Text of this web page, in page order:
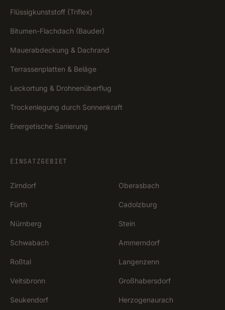
Flüssigkunststoff (Triflex)
Bitumen-Flachdach (Bauder)
Mauerabdeckung & Dachrand
Terrassenplatten & Beläge
Leckortung & Drohnenüberflug
Trockenlegung durch Sonnenkraft
Energetische Sanierung
EINSATZGEBIET
Zirndorf Oberasbach
Fürth Cadolzburg
Nürnberg Stein
Schwabach Ammerndorf
Roßtal Langenzenn
Veitsbronn Großhabersdorf
Seukendorf Herzogenaurach